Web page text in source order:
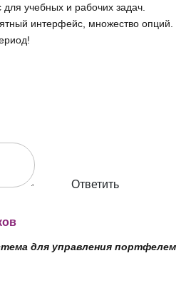
учебных и рабочих задач.
интерфейс, множество опций.
Ответить
для управления портфелем